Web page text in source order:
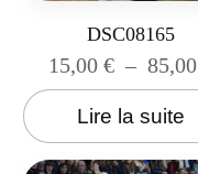
DSC08165
15,00 € – 85,00
Lire la suite